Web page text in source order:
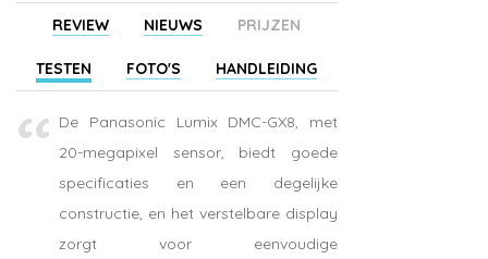
REVIEW NIEUWS PRIJZEN
TESTEN FOTO'S HANDLEIDING
De Panasonic Lumix DMC-GX8, met
20-megapixel sensor, biedt goede
specificaties en een degelijke
constructie, en het verstelbare display
zorgt voor eenvoudige